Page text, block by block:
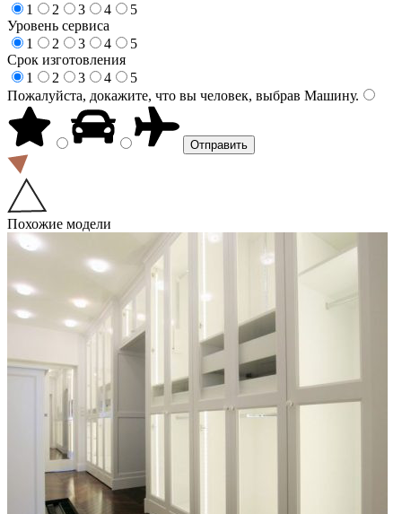
1
2 3 4
5
Уровень сервиса
1
2 3 4
5
Срок изготовления
1
2 3 4
5
Пожалуйста, докажите, что вы человек, выбрав Машину.
Похожие модели